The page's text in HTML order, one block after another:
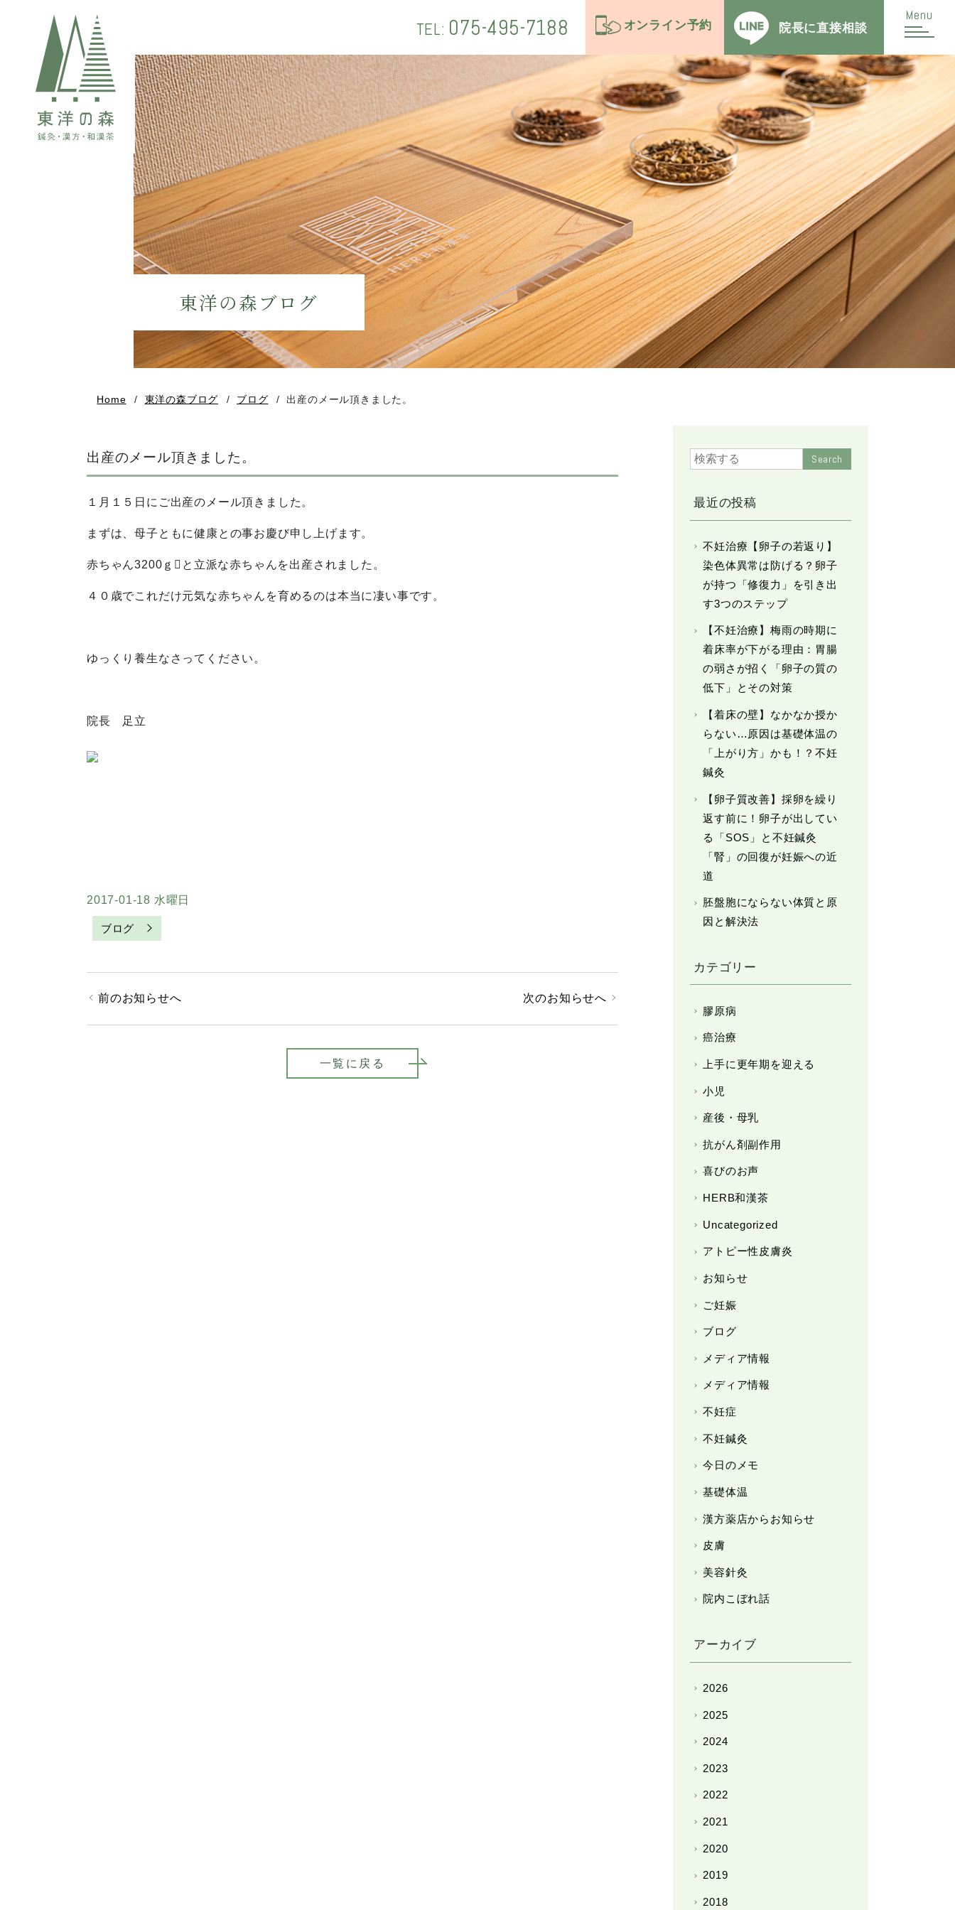
TEL: 075-495-7188 オンライン予約 院長に直接相談
Menu
東洋の森ブログ
Home 東洋の森ブログ ブログ 出産のメール頂きました。
出産のメール頂きました。
１月１５日にご出産のメール頂きました。
まずは、母子ともに健康との事お慶び申し上げます。
赤ちゃん3200ｇと立派な赤ちゃんを出産されました。
４０歳でこれだけ元気な赤ちゃんを育めるのは本当に凄い事です。
ゆっくり養生なさってください。
院長 足立
2017-01-18 水曜日
ブログ
次のお知らせへ
前のお知らせへ
一覧に戻る
Search
最近の投稿
不妊治療【卵子の若返り】
染色体異常は防げる？卵子
が持つ「修復力」を引き出
す3つのステップ
【不妊治療】梅雨の時期に
着床率が下がる理由：胃腸
の弱さが招く「卵子の質の
低下」とその対策
【着床の壁】なかなか授か
らない…原因は基礎体温の
「上がり方」かも！？不妊
鍼灸
【卵子質改善】採卵を繰り
返す前に！卵子が出してい
る「SOS」と不妊鍼灸
「腎」の回復が妊娠への近
道
胚盤胞にならない体質と原
因と解決法
カテゴリー
膠原病
癌治療
上手に更年期を迎える
小児
産後・母乳
抗がん剤副作用
喜びのお声
HERB和漢茶
Uncategorized
アトピー性皮膚炎
お知らせ
ご妊娠
ブログ
メディア情報
メディア情報
不妊症
不妊鍼灸
今日のメモ
基礎体温
漢方薬店からお知らせ
皮膚
美容針灸
院内こぼれ話
アーカイブ
2026
2025
2024
2023
2022
2021
2020
2019
2018